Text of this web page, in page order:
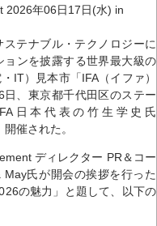
2026年06日17日(水) in
テナブル・テクノロジーに
ンを披露する世界最大級の
IT）見本市「IFA（イファ）
、東京都千代田区のステー
日本代表の竹生学史氏
催された。
ディレクター PR＆コー
氏が開会の挨拶を行った
の魅力」と題して、以下の